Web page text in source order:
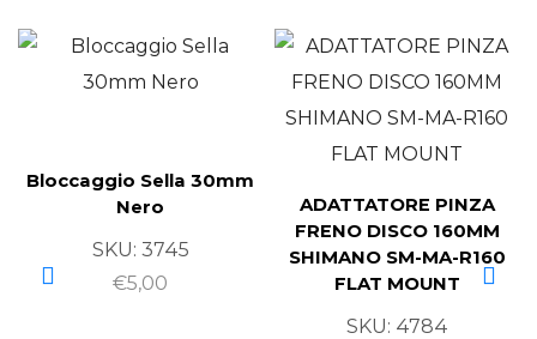
Bloccaggio Sella 30mm
Nero
SKU: 3745
€5,00
ADATTATORE PINZA
FRENO DISCO 160MM
SHIMANO SM-MA-R160
FLAT MOUNT
SKU: 4784